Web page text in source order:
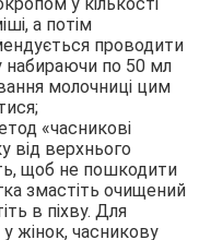
а потім
проводити
набираючи по 50 мл
молочниці цим
«часникові
від верхнього
щоб не пошкодити
змастіть очищений
в піхву. Для
жінок, часникову